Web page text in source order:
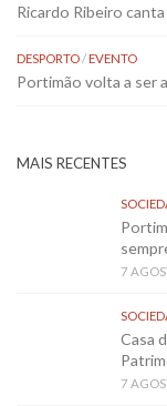
Ricardo Ribeiro
DESPORTO/EVENTO
Portimão volta a ser
MAIS RECENTES
7
Casa
7